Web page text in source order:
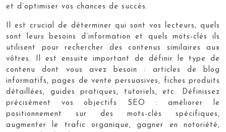
et d’optimiser vos chances de succès.
Il est crucial de déterminer qui sont vos lecteurs, quels
sont leurs besoins d’information et quels mots-clés ils
utilisent pour rechercher des contenus similaires aux
vôtres. Il est ensuite important de définir le type de
contenu dont vous avez besoin : articles de blog
informatifs, pages de vente persuasives, fiches produits
détaillées, guides pratiques, tutoriels, etc. Définissez
précisément vos objectifs SEO : améliorer le
positionnement sur des mots-clés spécifiques,
augmenter le trafic organique, gagner en notoriété,